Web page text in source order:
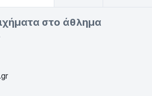
στο άθλημα